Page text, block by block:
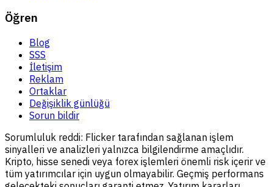
Öğren
Blog
SSS
İletişim
Reklam
Ortaklar
Değişiklik günlüğü
Sorun bildir
Sorumluluk reddi: Flicker tarafından sağlanan işlem
sinyalleri ve analizleri yalnızca bilgilendirme amaçlıdır.
Kripto, hisse senedi veya forex işlemleri önemli risk içerir ve
tüm yatırımcılar için uygun olmayabilir. Geçmiş performans